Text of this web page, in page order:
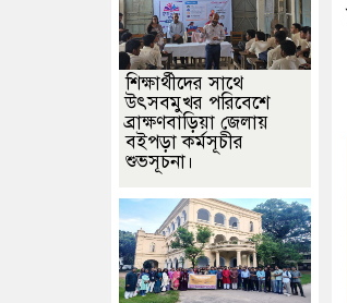
শিক্ষার্থীদের সাথে
উৎসবমুখর পরিবেশে
ব্রাক্ষণবাড়িয়া জেলায়
বইপড়া কর্মসূচীর
শুভসূচনা।